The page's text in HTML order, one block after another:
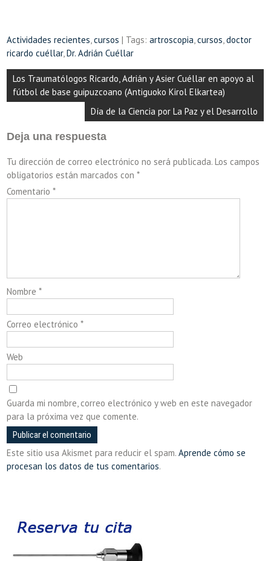
Actividades recientes ,cursos | Tags:artroscopia ,cursos ,doctor
ricardo cuéllar,Dr. Adrián Cuéllar
Navegación
de
Los Traumatólogos Ricardo, Adrián y Asier Cuéllar en apoyo al
fútbol de base guipuzcoano (Antiguoko Kirol Elkartea)
Día de la Ciencia por La Paz y el Desarrollo
Deja una respuesta
Tu dirección de correo electrónico no será publicada. Los campos
obligatorios están marcados con*
Comentario*
Nombre*
Correo electrónico*
Web
Guarda mi nombre, correo electrónico y web en este navegador
para la próxima vez que comente.
Este sitio usa Akismet para reducir el spam.Aprende cómo se
procesan los datos de tus comentarios.